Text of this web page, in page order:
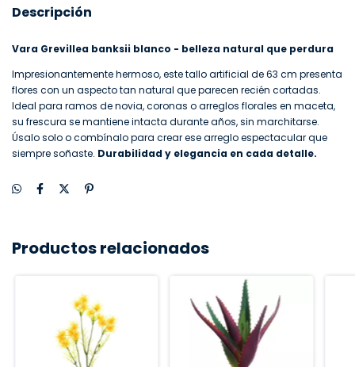
Descripción
Vara Grevillea banksii blanco - belleza natural que perdura
Impresionantemente hermoso, este tallo artificial de 63 cm presenta
flores con un aspecto tan natural que parecen recién cortadas.
Ideal para ramos de novia, coronas o arreglos florales en maceta,
su frescura se mantiene intacta durante años, sin marchitarse.
Úsalo solo o combínalo para crear ese arreglo espectacular que
siempre soñaste. Durabilidad y elegancia en cada detalle.
Productos relacionados